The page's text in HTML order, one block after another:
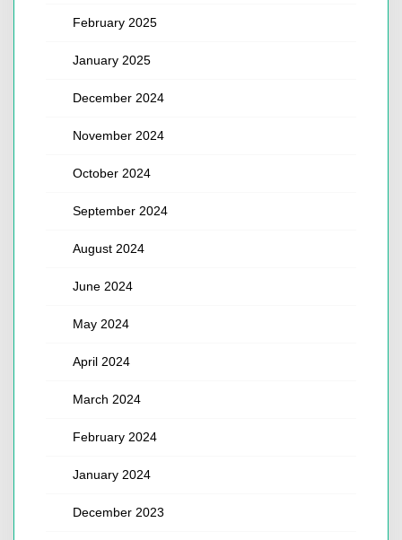
February 2025
January 2025
December 2024
November 2024
October 2024
September 2024
August 2024
June 2024
May 2024
April 2024
March 2024
February 2024
January 2024
December 2023